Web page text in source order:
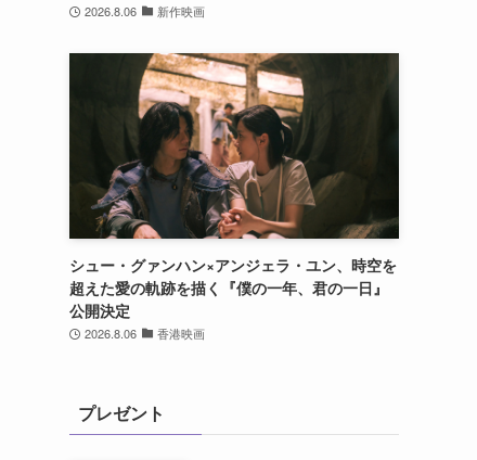
2026.8.06 新作映画
シュー・グァンハン×アンジェラ・ユン、時空を
超えた愛の軌跡を描く『僕の一年、君の一日』
公開決定
2026.8.06 香港映画
プレゼント